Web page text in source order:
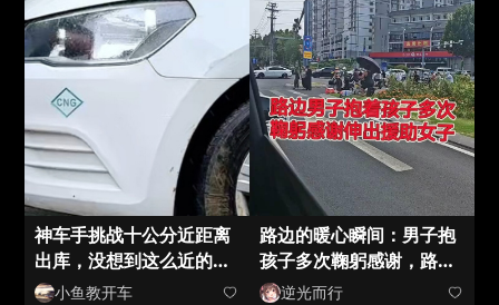
神车手挑战十公分近距离
出库，没想到这么近的距
离也能轻松拿捏
小鱼教开车
路边的暖心瞬间：男子抱
孩子多次鞠躬感谢，路过
女子的援助
逆光而行